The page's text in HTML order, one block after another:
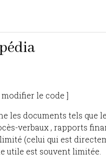
le code ]
les documents tels que
verbaux , rapports
(celui qui est
utile est souvent limitée.